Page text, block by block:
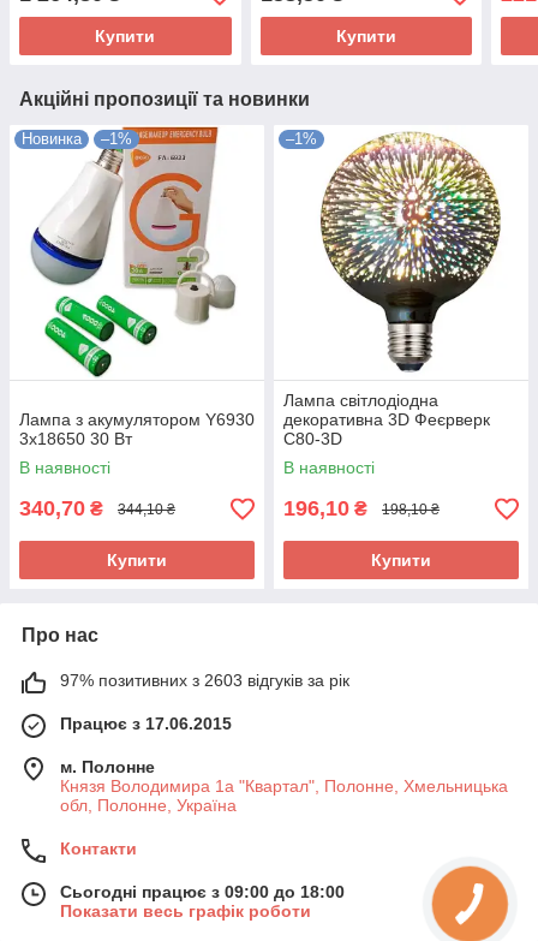
Купити Купити
Акційні пропозиції та новинки
Новинка –1%
Лампа з акумулятором Y6930
3x18650 30 Вт
В наявності
340,70 ₴ 344,10 ₴
Купити
–1%
Лампа світлодіодна
декоративна 3D Феєрверк
C80-3D
В наявності
196,10 ₴ 198,10 ₴
Купити
Про нас
97% позитивних з 2603 відгуків за рік
Працює з 17.06.2015
м. Полонне
Князя Володимира 1а "Квартал", Полонне, Хмельницька
обл, Полонне, Україна
Контакти
Сьогодні працює з 09:00 до 18:00
Показати весь графік роботи